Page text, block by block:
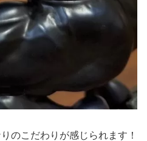
のこだわりが感じられます！